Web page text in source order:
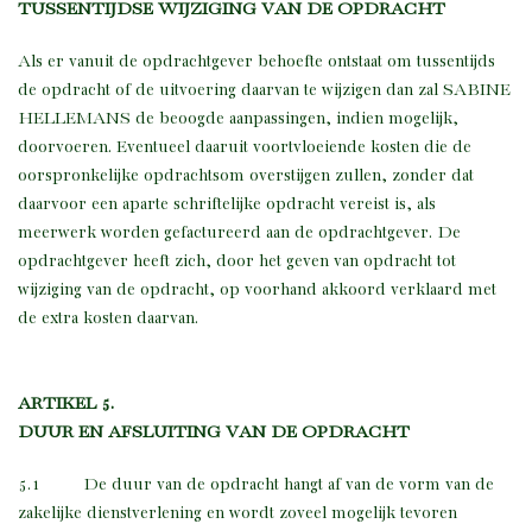
TUSSENTIJDSE WIJZIGING VAN DE OPDRACHT
Als er vanuit de opdrachtgever behoefte ontstaat om tussentijds
de opdracht of de uitvoering daarvan te wijzigen dan zal SABINE
HELLEMANS de beoogde aanpassingen, indien mogelijk,
doorvoeren. Eventueel daaruit voortvloeiende kosten die de
oorspronkelijke opdrachtsom overstijgen zullen, zonder dat
daarvoor een aparte schriftelijke opdracht vereist is, als
meerwerk worden gefactureerd aan de opdrachtgever. De
opdrachtgever heeft zich, door het geven van opdracht tot
wijziging van de opdracht, op voorhand akkoord verklaard met
de extra kosten daarvan.
ARTIKEL 5.
DUUR EN AFSLUITING VAN DE OPDRACHT
5.1 De duur van de opdracht hangt af van de vorm van de
zakelijke dienstverlening en wordt zoveel mogelijk tevoren